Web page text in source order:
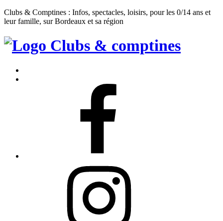
Clubs & Comptines : Infos, spectacles, loisirs, pour les 0/14 ans et
leur famille, sur Bordeaux et sa région
Clubs
Comptines